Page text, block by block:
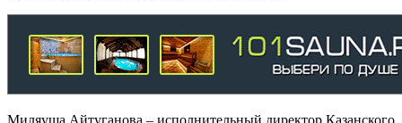
Миляуша Айтуганова – исполнительный директор Казанского